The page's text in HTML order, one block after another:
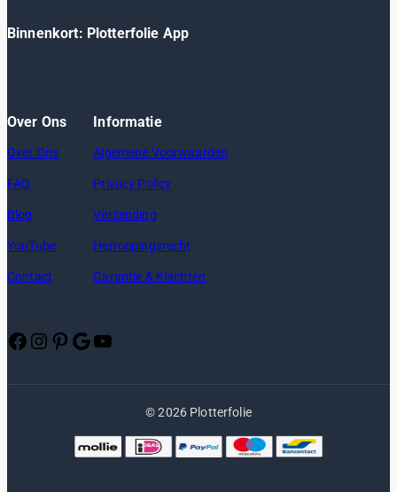
Binnenkort: Plotterfolie App
Over Ons
Over Ons
FAQ
Blog
YouTube
Contact
Informatie
Algemene Voorwaarden
Privacy Policy
Verzending
Herroepingsrecht
Garantie & Klachten
Facebook
Instagram
Pinterest
Google
© 2026 Plotterfolie